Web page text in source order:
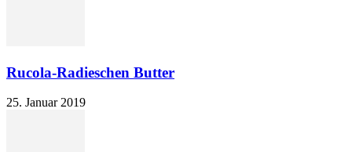
Rucola-Radieschen Butter
25. Januar 2019